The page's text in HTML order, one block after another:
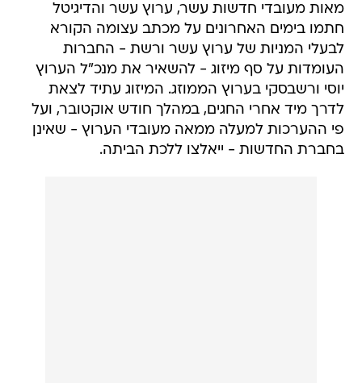
מאות מעובדי חדשות עשר, ערוץ עשר והדיגיטל
חתמו בימים האחרונים על מכתב עצומה הקורא
לבעלי המניות של ערוץ עשר ורשת - החברות
העומדות על סף מיזוג - להשאיר את מנכ"ל הערוץ
יוסי ורשבסקי בערוץ הממוזג. המיזוג עתיד לצאת
לדרך מיד אחרי החגים, במהלך חודש אוקטובר, ועל
פי ההערכות למעלה ממאה מעובדי הערוץ - שאינן
בחברת החדשות - ייאלצו ללכת הביתה.